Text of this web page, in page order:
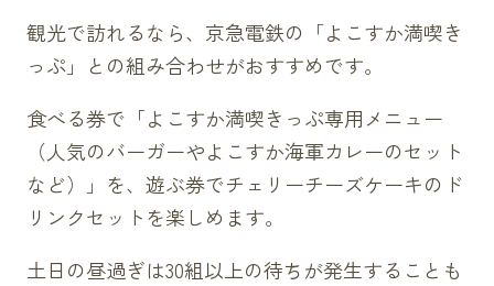
観光で訪れるなら、京急電鉄の「よこすか満喫き
っぷ」との組み合わせがおすすめです。
食べる券で「よこすか満喫きっぷ専用メニュー
（人気のバーガーやよこすか海軍カレーのセット
など）」を、遊ぶ券でチェリーチーズケーキのド
リンクセットを楽しめます。
土日の昼過ぎは30組以上の待ちが発生することも